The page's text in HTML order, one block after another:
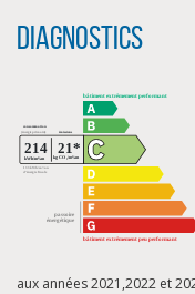
Diagnostics
aux années 2021,2022 et